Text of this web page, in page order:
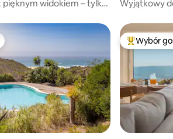
widokiem – tylko
Wyjątkowy
Wybór